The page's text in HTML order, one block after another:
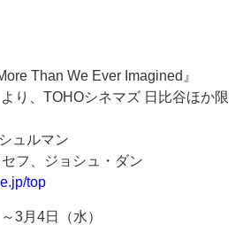
Than We Ever Imagined』
り、TOHOシネマズ 日比谷ほか限
ュルマン
フ、ジョシュ・ダン
top
3月4日（水）